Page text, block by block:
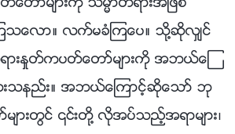
ေလာ။ လက္မခံၾကေပ။ သို႔ဆိုလွ်င္
ားႏႈတ္ကပတ္ေတာ္မ်ားကို အဘယ္ေၾ
းသနည္း။ အဘယ္ေၾကာင့္ဆိုေသာ္ ဘု
မ်ားတြင္ ၎တို႔ လိုအပ္သည့္အရာမ်ား၊